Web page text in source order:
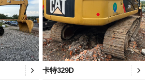
卡特329D